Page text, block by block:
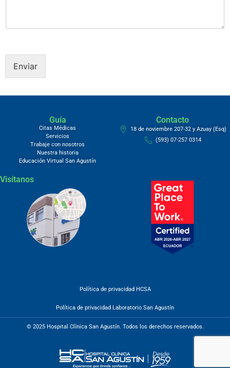
Enviar
Guía
Citas Médicas
Servicios
Trabaje con nosotros
Nuestra historia
Educación Virtual San Agustín
Contacto
18 de noviembre 207-32 y Azuay (Esq)
(593) 07-257 0314
Visítanos
Política de privacidad HCSA
Política de privacidad Laboratorio San Agustín
© 2025 Hospital Clínica San Agustín. Todos los derechos reservados.